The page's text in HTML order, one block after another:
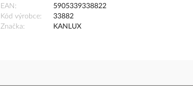
EAN
5905339338822
Kód výrobce
33882
Značka
KANLUX